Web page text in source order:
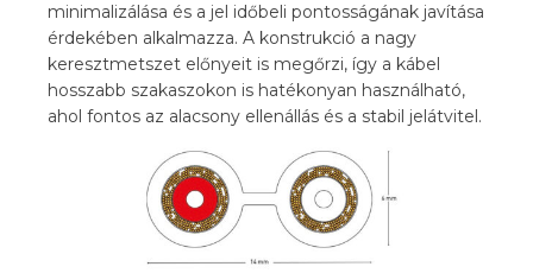
minimalizálása és a jel időbeli pontosságának javítása
érdekében alkalmazza. A konstrukció a nagy
keresztmetszet előnyeit is megőrzi, így a kábel
hosszabb szakaszokon is hatékonyan használható,
ahol fontos az alacsony ellenállás és a stabil jelátvitel.